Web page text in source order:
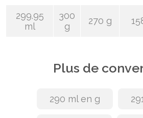
299.95
ml
300
g
270 g
Plus de
290 ml en g